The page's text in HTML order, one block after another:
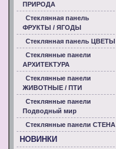
ПРИРОДА
Стеклянная панель
ФРУКТЫ / ЯГОДЫ
Стеклянная панель ЦВЕТЫ
Стеклянные панели
АРХИТЕКТУРА
Стеклянные панели
ЖИВОТНЫЕ / ПТИ
Стеклянные панели
Подводный мир
Стеклянные панели СТЕНА
НОВИНКИ